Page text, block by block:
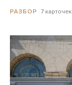
РАЗБОР 7 карточек